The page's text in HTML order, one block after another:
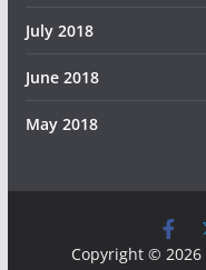
July 2018
June 2018
May 2018
Copyright © 2026